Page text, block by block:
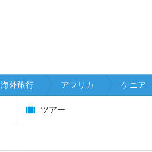
海外旅行 アフリカ ケニア
ツアー